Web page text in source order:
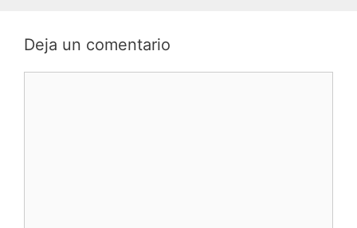
Deja un comentario